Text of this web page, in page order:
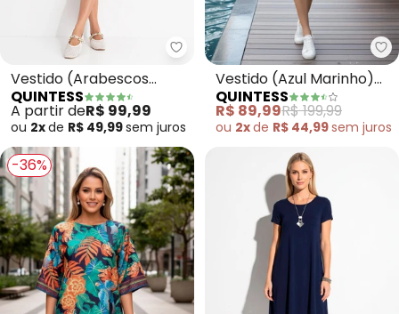
Quintess - Vestido (Arabescos
Vestido (Arabescos
Marinho) em Malha de
Viscose
QUINTESS
A partir deR$ 99,99
ou 2xde R$ 49,99sem juros
Vestido (Azul Marinho)
em Crepe Plano
QUINTESS
R$ 89,99R$ 199,99
ou 2xde R$ 44,99sem juros
-36%